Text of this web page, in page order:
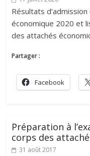
Résultats
économique 2020 et
des attachés
Partager :
Facebook
Préparation à
corps des
31 août 2017